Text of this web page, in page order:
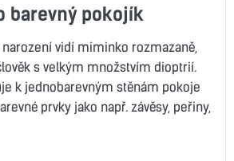
barevný pokojík
vidí miminko rozmazaně,
s velkým množstvím dioptrií.
k jednobarevným stěnám pokoje
prvky jako např. závěsy, peřiny,